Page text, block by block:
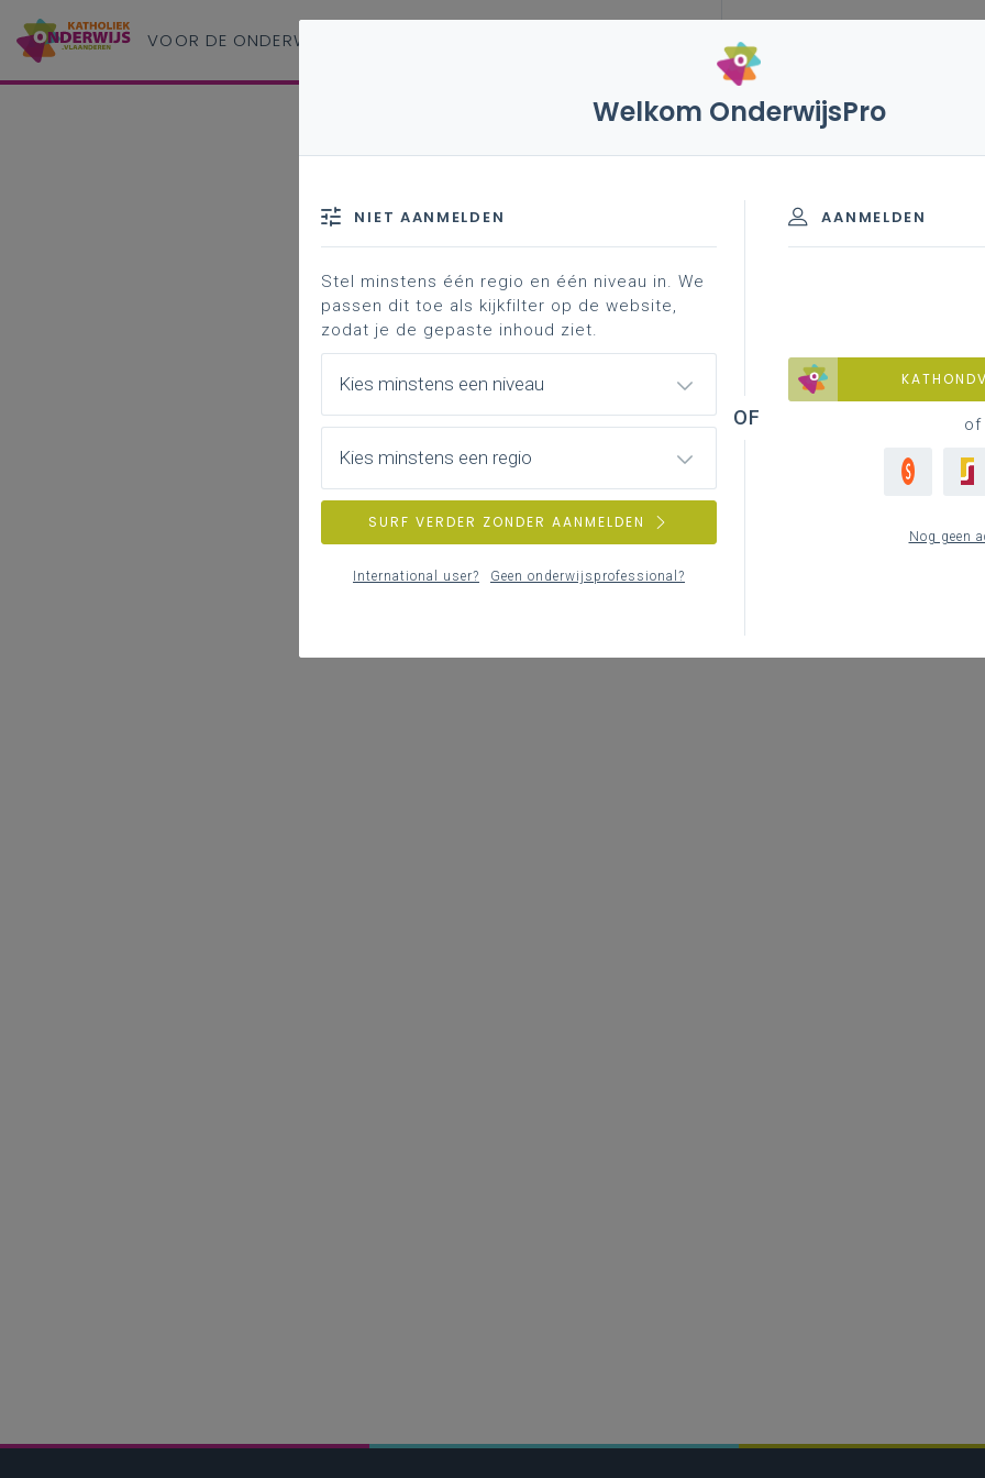
VOOR DE ONDERWIJS
Welkom OnderwijsPro
AANMELDEN
of
Nog geen
NIET AANMELDEN
Stel minstens één regio en één niveau in. We
passen dit toe als kijkfilter op de website,
zodat je de gepaste inhoud ziet.
Kies minstens een niveau
Kies minstens een regio
SURF VERDER ZONDER AANMELDEN
International user? Geen onderwijsprofessional?